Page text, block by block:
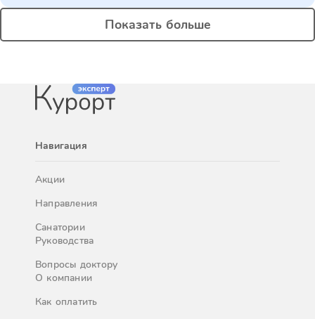
Показать больше
Навигация
Акции
Направления
Санатории
Руководства
Вопросы доктору
О компании
Как оплатить